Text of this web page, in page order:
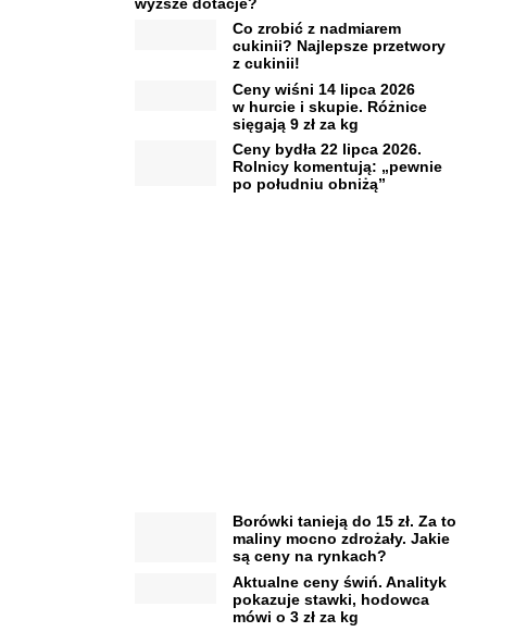
Co zrobić z nadmiarem
cukinii? Najlepsze przetwory
z cukinii!
Ceny wiśni 14 lipca 2026
w hurcie i skupie. Różnice
sięgają 9 zł za kg
Ceny bydła 22 lipca 2026.
Rolnicy komentują: „pewnie
po południu obniżą”
Borówki tanieją do 15 zł. Za to
maliny mocno zdrożały. Jakie
są ceny na rynkach?
Aktualne ceny świń. Analityk
pokazuje stawki, hodowca
mówi o 3 zł za kg